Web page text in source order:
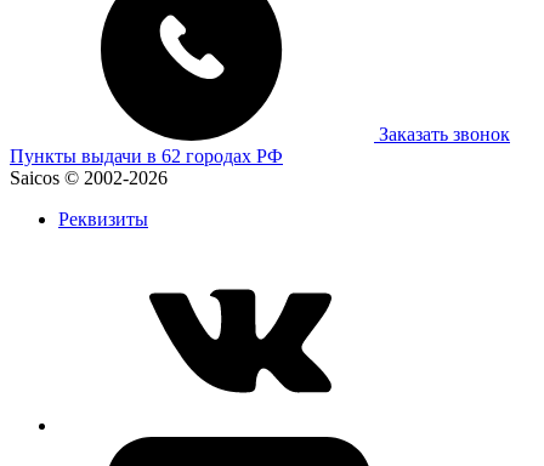
Заказать звонок
Пункты выдачи в 62 городах РФ
Saicos © 2002-2026
Реквизиты